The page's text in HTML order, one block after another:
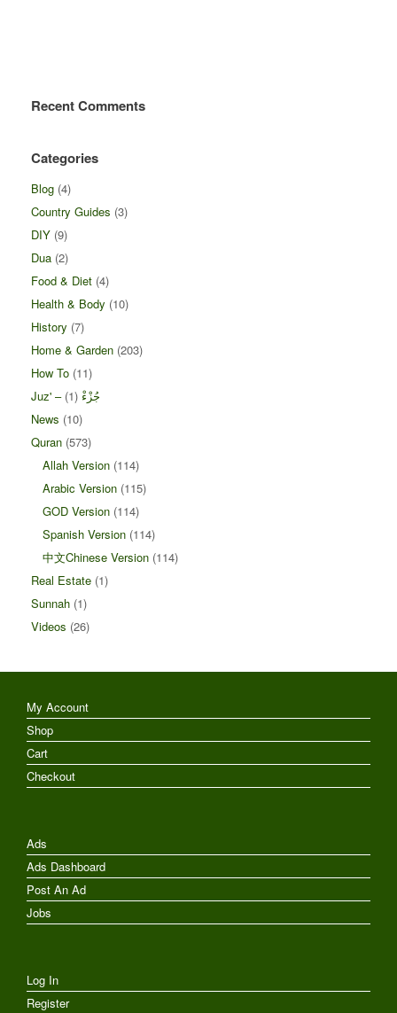
Recent Comments
Categories
Blog (4)
Country Guides (3)
DIY (9)
Dua (2)
Food & Diet (4)
Health & Body (10)
History (7)
Home & Garden (203)
How To (11)
Juz' – جُزْءْ (1)
News (10)
Quran (573)
Allah Version (114)
Arabic Version (115)
GOD Version (114)
Spanish Version (114)
中文Chinese Version (114)
Real Estate (1)
Sunnah (1)
Videos (26)
My Account
Shop
Cart
Checkout
Ads
Ads Dashboard
Post An Ad
Jobs
Log In
Register